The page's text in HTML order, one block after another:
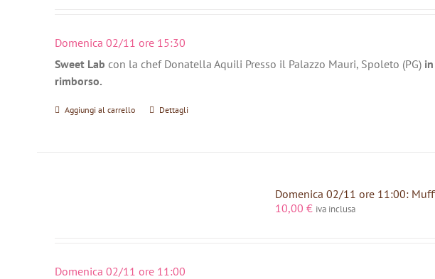
Domenica 02/11 ore 15:30
Sweet Lab con la chef Donatella Aquili Presso il Palazzo Mauri, Spoleto (PG)
rimborso.
Aggiungi al carrello Dettagli
Domenica 02/11 ore 11:00:
10,00 € iva inclusa
Domenica 02/11 ore 11:00